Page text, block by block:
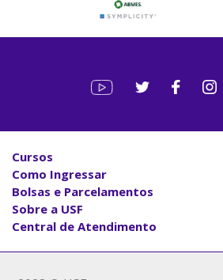
Cursos
Como Ingressar
Bolsas e Parcelamentos
Sobre a USF
Central de Atendimento